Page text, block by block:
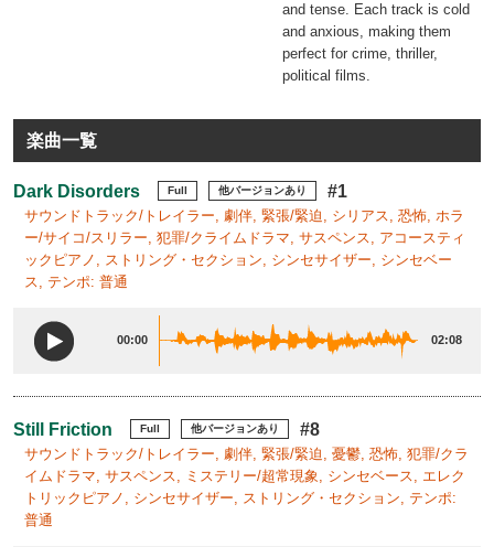
and tense. Each track is cold
and anxious, making them
perfect for crime, thriller,
political films.
楽曲一覧
Dark Disorders Full 他バージョンあり #1
サウンドトラック/トレイラー, 劇伴, 緊張/緊迫, シリアス, 恐怖, ホラ
ー/サイコ/スリラー, 犯罪/クライムドラマ, サスペンス, アコースティ
ックピアノ, ストリング・セクション, シンセサイザー, シンセベー
ス, テンポ: 普通
00:00 02:08
Still Friction Full 他バージョンあり #8
サウンドトラック/トレイラー, 劇伴, 緊張/緊迫, 憂鬱, 恐怖, 犯罪/クラ
イムドラマ, サスペンス, ミステリー/超常現象, シンセベース, エレク
トリックピアノ, シンセサイザー, ストリング・セクション, テンポ:
普通